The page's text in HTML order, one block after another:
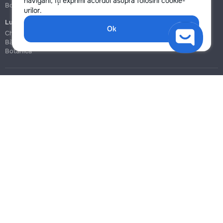
urilor.
Ok
Botanica
Botanica
Lucrări de construcție și instalare
Chișinău
Bălți
Botanica